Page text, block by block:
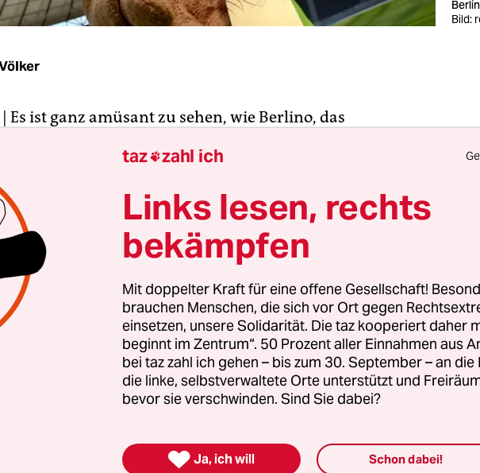
Bild:
| Es ist ganz amüsant zu sehen, wie Berlino, das
für das Ereignis erhält. Berlino darf also ins
Und auch Heinrich Clausen darf hinein, der
des Organisationskomitees.
mit Berlino seine Zugangsberechtigung aus Plastik.
den Akkreditierungen sichern und organisieren wir den
Arbeitsablauf für knapp 20.000 Beteiligte, die diese WM
Ereignis machen werden." Am 15. August
eine Woche dauert sie. Welcher Journalist dem
Ereignis beiwohnen darf, das entscheidet die Berlin
Committee GmbH, kurz BOC.
taz zahl ich
Links lesen, rechts
bekämpfen
Mit doppelter Kraft für eine offene Gesellschaft!
brauchen Menschen, die sich vor Ort gegen
einsetzen, unsere Solidarität. Die taz kooperiert daher
beginnt im Zentrum“. 50 Prozent aller Einnahmen aus
bei taz zahl ich gehen – bis zum 30. September – an die
die linke, selbstverwaltete Orte unterstützt und
bevor sie verschwinden. Sind Sie dabei?
 Ja, ich will Schon dabei!